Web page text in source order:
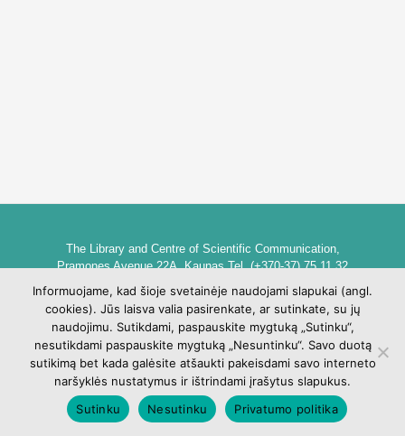
The Library and Centre of Scientific Communication,
Pramones Avenue 22A, Kaunas Tel. (+370-37) 75 11 32
biblioteka@go.kauko.lt
Head of the Library dr. Lina Šarlauskienė
Kauno kolegijos biblioteka ir mokslinės komunikacijos centras,
Pramonės pr. 22A, Kaunas Tel. +370 (37) 75 11 32
biblioteka@go.kauko.lt
Bibliotekos vadovė Lina Šarlauskienė
Informuojame, kad šioje svetainėje naudojami slapukai (angl.
cookies). Jūs laisva valia pasirenkate, ar sutinkate, su jų
naudojimu. Sutikdami, paspauskite mygtuką „Sutinku“,
nesutikdami paspauskite mygtuką „Nesuntinku“. Savo duotą
sutikimą bet kada galėsite atšaukti pakeisdami savo interneto
naršyklės nustatymus ir ištrindami įrašytus slapukus.
Sutinku
Nesutinku Privatumo politika